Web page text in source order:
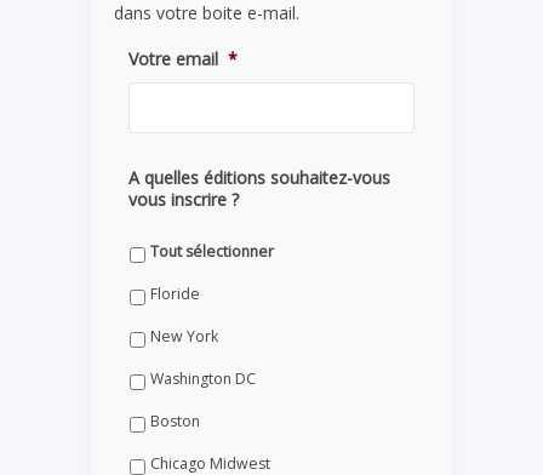
dans votre boite e-mail.
Votre email *
A quelles éditions souhaitez-vous
vous inscrire ?
Tout sélectionner
Floride
New York
Washington DC
Boston
Chicago Midwest